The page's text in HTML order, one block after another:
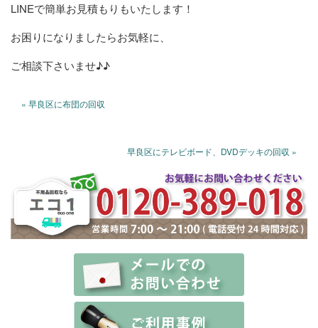
LINEで簡単お見積もりもいたします！
お困りになりましたらお気軽に、
ご相談下さいませ♪♪
« 早良区に布団の回収
早良区にテレビボード、DVDデッキの回収 »